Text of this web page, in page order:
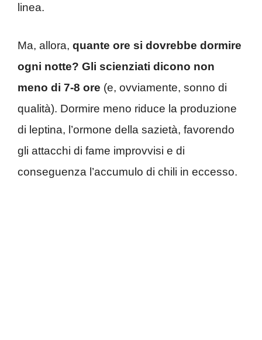
linea.
Ma, allora, quante ore si dovrebbe dormire
ogni notte? Gli scienziati dicono non
meno di 7-8 ore (e, ovviamente, sonno di
qualità). Dormire meno riduce la produzione
di leptina, l’ormone della sazietà, favorendo
gli attacchi di fame improvvisi e di
conseguenza l’accumulo di chili in eccesso.